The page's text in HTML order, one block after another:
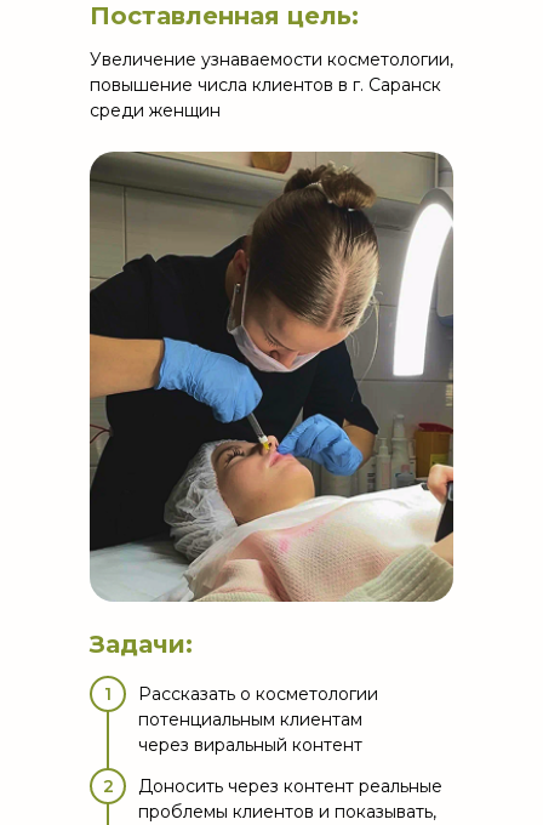
Увеличение узнаваемости косметологии,
повышение числа клиентов в г. Саранск
среди женщин
Поставленная цель:
Доносить через контент реальные
проблемы клиентов и показывать,
Рассказать о косметологии
потенциальным клиентам
через виральный контент
Задачи:
2
1